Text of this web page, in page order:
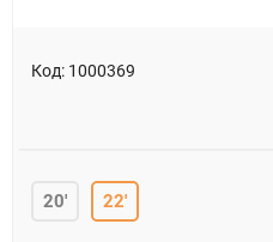
Код: 1000369
20' 22'